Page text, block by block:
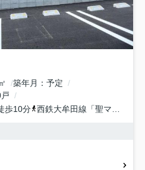
築年月
予定
歩10分 西鉄大牟田線 「聖マリア病院前